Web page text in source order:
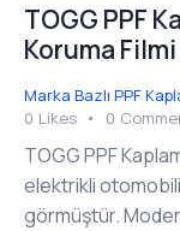
TOGG PPF
Koruma
Marka Bazlı PPF
0 Likes 0
TOGG PPF
elektrikli
görmüştür.